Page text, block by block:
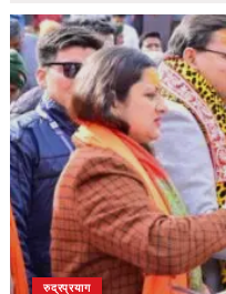
उत्तराखंड
देश
रुद्रप्रयाग